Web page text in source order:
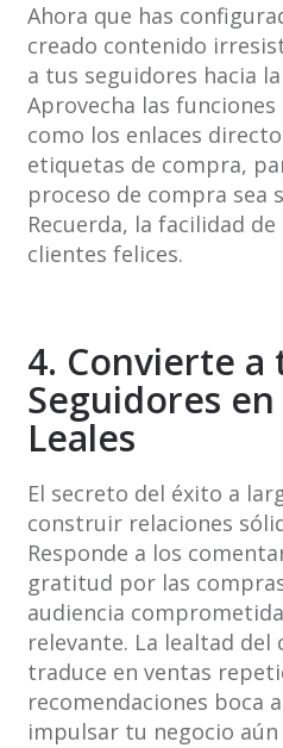
Ahora que has
creado contenido
a tus seguidores hacia
Aprovecha las
como los enlaces
etiquetas de compra,
proceso de compra sea
Recuerda, la facilidad
clientes felices.
4. Convierte a
Seguidores
Leales
El secreto del éxito a
construir relaciones
Responde a los
gratitud por las
audiencia
relevante. La lealtad del
traduce en ventas
recomendaciones boca
impulsar tu negocio aún